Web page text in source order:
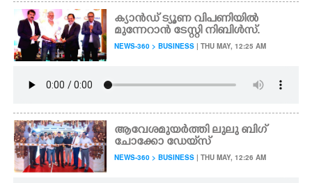
ക്യാൻഡ് ട്യൂണ വിപണിയിൽ
മുന്നേറാൻ ടേസ്റ്റി നിബിൾസ്.
NEWS-360 > BUSINESS | THU MAY, 12:25 AM
ആവേശമുയർത്തി ലുലു ബി​ഗ്
ചോക്കോ ഡേയ്‌സ്
NEWS-360 > BUSINESS | THU MAY, 12:26 AM